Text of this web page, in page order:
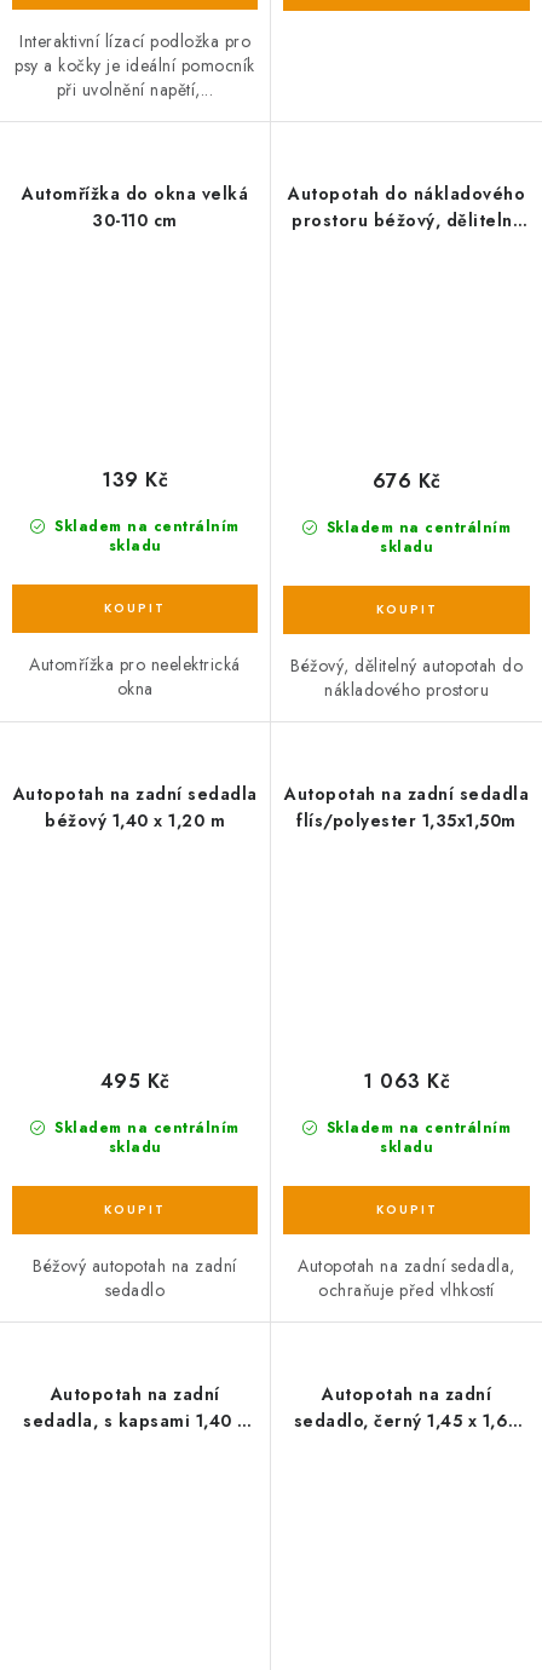
Interaktivní lízací podložka pro
psy a kočky je ideální pomocník
při uvolnění napětí,...
Automřížka do okna velká
30-110 cm
Skladem na centrálním
skladu
139 Kč
Automřížka pro neelektrická
okna
Autopotah do nákladového
prostoru béžový, dělitelný
Skladem na centrálním
skladu
676 Kč
Béžový, dělitelný autopotah do
nákladového prostoru
Autopotah na zadní sedadla
béžový 1,40 x 1,20 m
Skladem na centrálním
skladu
495 Kč
Béžový autopotah na zadní
sedadlo
Autopotah na zadní sedadla
flís/polyester 1,35x1,50m
Skladem na centrálním
skladu
1 063 Kč
Autopotah na zadní sedadla,
ochraňuje před vlhkostí
Autopotah na zadní
sedadla, s kapsami 1,40 x
Autopotah na zadní
sedadlo, černý 1,45 x 1,60